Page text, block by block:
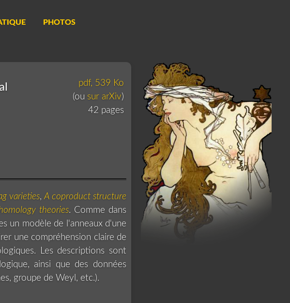
PHOTOS
pdf, 539 Ko
(ou sur arXiv)
42 pages
varieties, A coproduct structure
theories. Comme dans
un modèle de l'anneaux d'une
une compréhension claire de
Les descriptions sont
ainsi que des données
groupe de Weyl, etc.).